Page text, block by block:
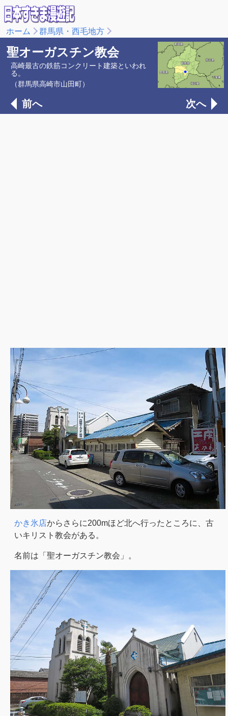
ホーム 群馬県・西毛地方
聖オーガスチン教会
高崎最古の鉄筋コンクリート建築といわれ
る。
（群馬県高崎市山田町）
前へ 次へ
かき氷店からさらに200mほど北へ行ったところに、古
いキリスト教会がある。
名前は「聖オーガスチン教会」。